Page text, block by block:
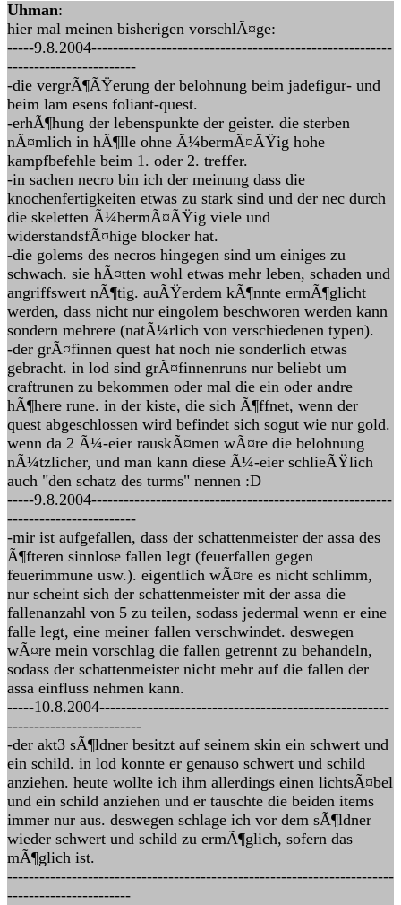
Uhman:
hier mal meinen bisherigen vorschlÃ¤ge:
-----9.8.2004--------------------------------------------------------
------------------------
-die vergrÃ¶ÃŸerung der belohnung beim jadefigur- und
beim lam esens foliant-quest.
-erhÃ¶hung der lebenspunkte der geister. die sterben
nÃ¤mlich in hÃ¶lle ohne Ã¼bermÃ¤ÃŸig hohe
kampfbefehle beim 1. oder 2. treffer.
-in sachen necro bin ich der meinung dass die
knochenfertigkeiten etwas zu stark sind und der nec durch
die skeletten Ã¼bermÃ¤ÃŸig viele und
widerstandsfÃ¤hige blocker hat.
-die golems des necros hingegen sind um einiges zu
schwach. sie hÃ¤tten wohl etwas mehr leben, schaden und
angriffswert nÃ¶tig. auÃŸerdem kÃ¶nnte ermÃ¶glicht
werden, dass nicht nur eingolem beschworen werden kann
sondern mehrere (natÃ¼rlich von verschiedenen typen).
-der grÃ¤finnen quest hat noch nie sonderlich etwas
gebracht. in lod sind grÃ¤finnenruns nur beliebt um
craftrunen zu bekommen oder mal die ein oder andre
hÃ¶here rune. in der kiste, die sich Ã¶ffnet, wenn der
quest abgeschlossen wird befindet sich sogut wie nur gold.
wenn da 2 Ã¼-eier rauskÃ¤men wÃ¤re die belohnung
nÃ¼tzlicher, und man kann diese Ã¼-eier schlieÃŸlich
auch "den schatz des turms" nennen :D
-----9.8.2004--------------------------------------------------------
------------------------
-mir ist aufgefallen, dass der schattenmeister der assa des
Ã¶fteren sinnlose fallen legt (feuerfallen gegen
feuerimmune usw.). eigentlich wÃ¤re es nicht schlimm,
nur scheint sich der schattenmeister mit der assa die
fallenanzahl von 5 zu teilen, sodass jedermal wenn er eine
falle legt, eine meiner fallen verschwindet. deswegen
wÃ¤re mein vorschlag die fallen getrennt zu behandeln,
sodass der schattenmeister nicht mehr auf die fallen der
assa einfluss nehmen kann.
-----10.8.2004------------------------------------------------------
-------------------------
-der akt3 sÃ¶ldner besitzt auf seinem skin ein schwert und
ein schild. in lod konnte er genauso schwert und schild
anziehen. heute wollte ich ihm allerdings einen lichtsÃ¤bel
und ein schild anziehen und er tauschte die beiden items
immer nur aus. deswegen schlage ich vor dem sÃ¶ldner
wieder schwert und schild zu ermÃ¶glich, sofern das
mÃ¶glich ist.
------------------------------------------------------------------------
-----------------------